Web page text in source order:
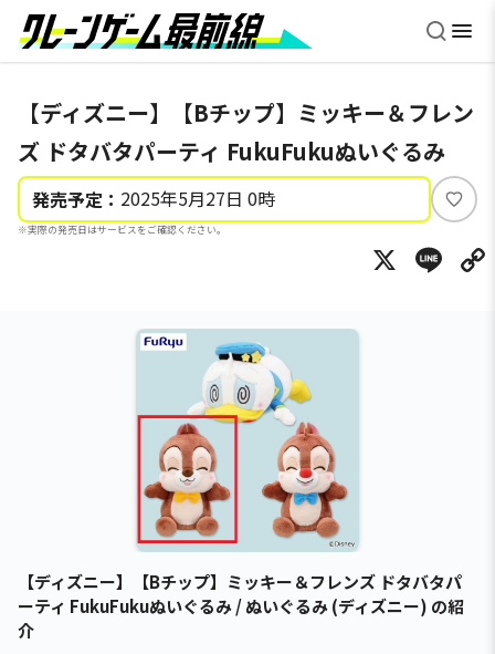
【ディズニー】【Bチップ】ミッキー＆フレン
ズ ドタバタパーティ FukuFukuぬいぐるみ
発売予定： 2025年5月27日 0時
※実際の発売日はサービスをご確認ください。
い
ね
X
【ディズニー】【Bチップ】ミッキー＆フレンズ ドタバタパ
ーティ FukuFukuぬいぐるみ / ぬいぐるみ (ディズニー) の紹
介